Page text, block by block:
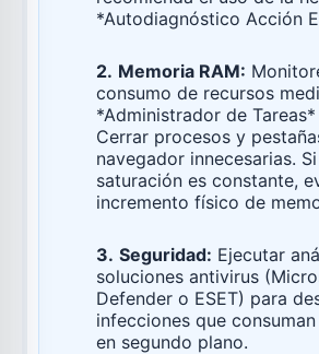
*Autodiagnóstico Acción
2. Memoria RAM:
consumo de recursos
*Administrador de
Cerrar procesos y
navegador innecesarias.
saturación es constante,
incremento físico de
3. Seguridad: Ejecutar
soluciones antivirus
Defender o ESET) para
infecciones que
en segundo plano.